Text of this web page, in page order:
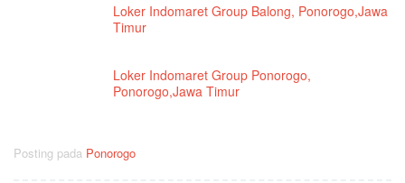
Loker Indomaret Group Balong, Ponorogo,Jawa
Timur
Loker Indomaret Group Ponorogo,
Ponorogo,Jawa Timur
Posting pada Ponorogo